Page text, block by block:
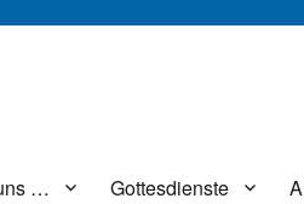
… Gottesdienste